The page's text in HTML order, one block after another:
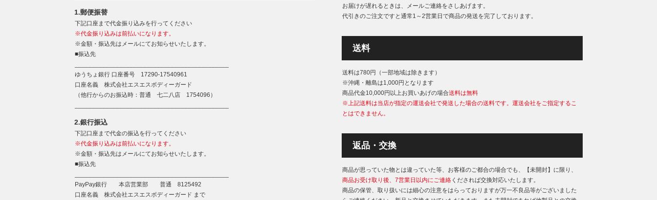
1.郵便振替
下記口座まで代金振り込みを行ってください
※代金振り込みは前払いになります。
※金額・振込先はメールにてお知らせいたします。
■振込先
ゆうちょ銀行 口座番号 17290-17540961
口座名義 株式会社エスエスボディーガード
（他行からのお振込時：普通 七二八店 1754096）
2.銀行振込
下記口座まで代金の振込を行ってください
※代金振り込みは前払いになります。
※金額・振込先はメールにてお知らせいたします。
■振込先
PayPay銀行 本店営業部 普通 8125492
口座名義 株式会社エスエスボディーガード まで
お届けが遅れるときは、メールご連絡をさしあげます。
代引きのご注文ですと通常1～2営業日で商品の発送を完了しております。
送料
送料は780円（一部地域は除きます）
※沖縄・離島は1,000円となります
商品代金10,000円以上お買いあげの場合送料は無料
※上記送料は当店が指定の運送会社で発送した場合の送料です。運送会社をご指定するこ
とはできません。
返品・交換
商品が思っていた物とは違っていた等、お客様のご都合の場合でも、【未開封】に限り、
商品お受け取り後、7営業日以内にご連絡くだされば交換対応いたします。
商品の保管、取り扱いには細心の注意をはらっておりますが万一不良品等がございました